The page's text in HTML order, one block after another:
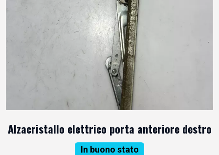
Alzacristallo elettrico porta anteriore destro
In buono stato